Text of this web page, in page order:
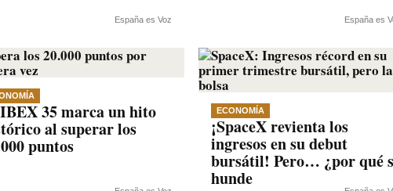
España es Voz España es
35 marca un hito
al superar los
puntos
ECONOMÍA
¡SpaceX revienta los
ingresos en su debut
bursátil! Pero… ¿por qué
hunde